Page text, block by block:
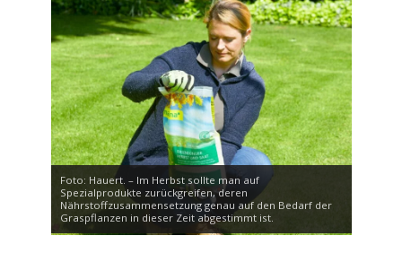
Foto: Hauert. – Im Herbst sollte man auf
Spezialprodukte zurückgreifen, deren
Nährstoffzusammensetzung genau auf den Bedarf der
Graspflanzen in dieser Zeit abgestimmt ist.